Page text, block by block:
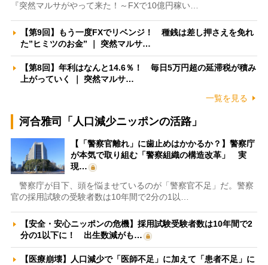
『突然マルサがやって来た！～FXで10億円稼い…
【第9回】もう一度FXでリベンジ！ 種銭は差し押さえを免れ
た”ヒミツのお金” ｜ 突然マルサ…
【第8回】年利はなんと14.6％！ 毎日5万円超の延滞税が積み
上がっていく ｜ 突然マルサ…
一覧を見る
河合雅司「人口減少ニッポンの活路」
【「警察官離れ」に歯止めはかかるか？】警察庁
が本気で取り組む「警察組織の構造改革」 実
現…
警察庁が目下、頭を悩ませているのが「警察官不足」だ。警察
官の採用試験の受験者数は10年間で2分の1以…
【安全・安心ニッポンの危機】採用試験受験者数は10年間で2
分の1以下に！ 出生数減がも…
【医療崩壊】人口減少で「医師不足」に加えて「患者不足」に